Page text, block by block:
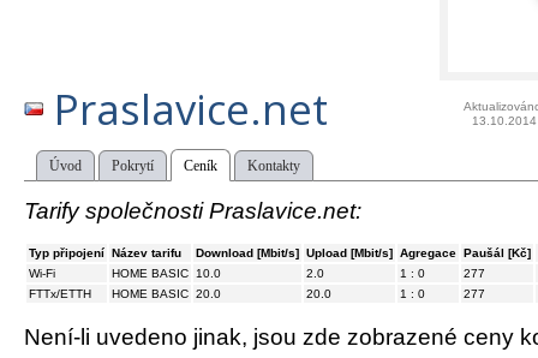
Praslavice.net
13.10.2014
Úvod Pokrytí Ceník Kontakty
Tarify společnosti Praslavice.net:
Typ připojení Název tarifu Download [Mbit/s] Upload [Mbit/s] Agregace Paušál [Kč]
Wi-Fi
HOME BASIC 10.0 2.0 1 : 0
277
FTTx/ETTH
HOME BASIC 20.0 20.0 1 : 0 277
Není-li uvedeno jinak, jsou zde zobrazené ceny